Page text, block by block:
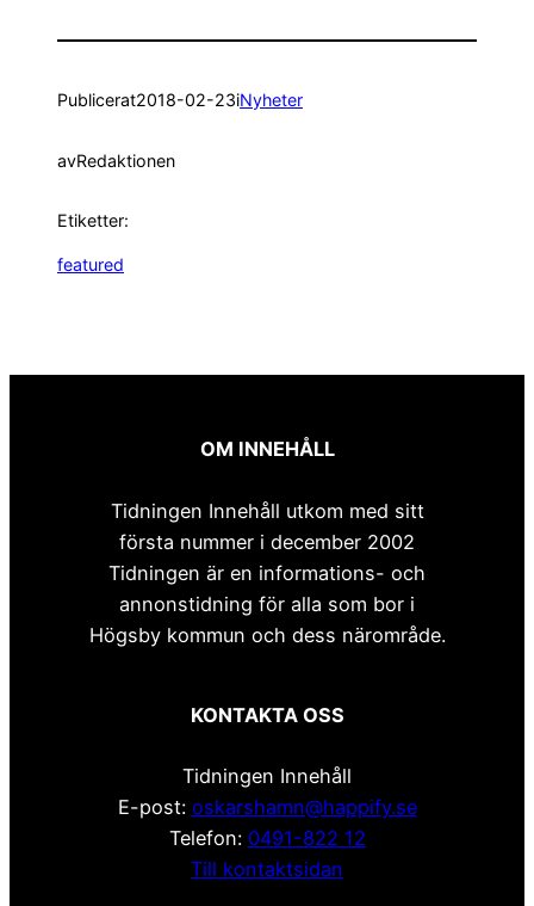
Publicerat2018-02-23iNyheter
avRedaktionen
Etiketter:
featured
OM INNEHÅLL
Tidningen Innehåll utkom med sitt
första nummer i december 2002
Tidningen är en informations- och
annonstidning för alla som bor i
Högsby kommun och dess närområde.
KONTAKTA OSS
Tidningen Innehåll
E-post: oskarshamn@happify.se
Telefon: 0491-822 12
Till kontaktsidan